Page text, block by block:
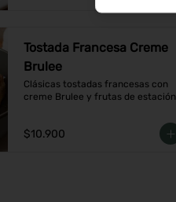
Tostada Francesa Creme
Brulee
Clásicas tostadas francesas con
creme Brulee y frutas de estación
$10.900